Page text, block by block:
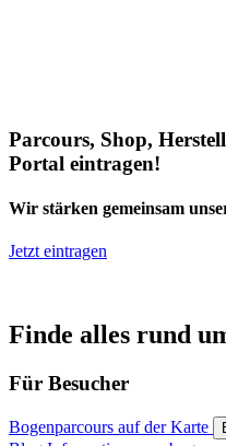
Parcours, Shop,
Portal eintragen!
Wir stärken gemeinsam
Jetzt eintragen
Finde alles rund
Für Besucher
Bogenparcours auf der Karte